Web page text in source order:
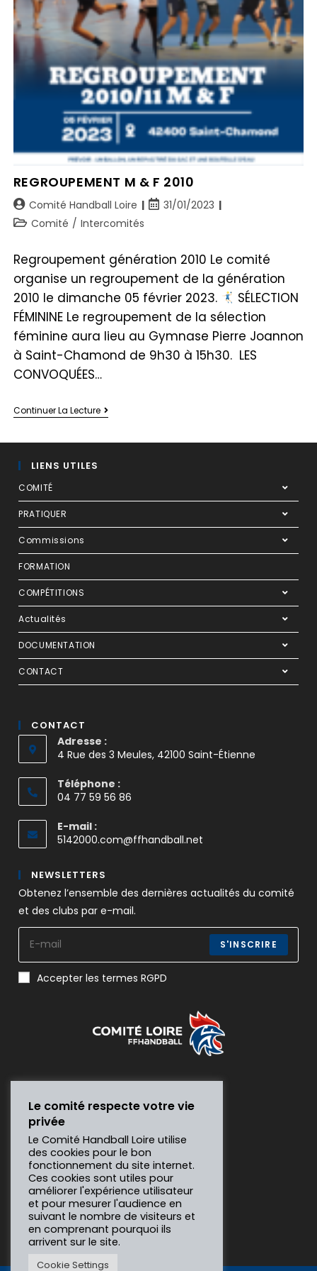
REGROUPEMENT M & F 2010
Comité Handball Loire
31/01/2023
Comité / Intercomités
Regroupement génération 2010 Le comité
organise un regroupement de la génération
2010 le dimanche 05 février 2023.
SÉLECTION
FÉMININE Le regroupement de la sélection
féminine aura lieu au Gymnase Pierre Joannon
à Saint-Chamond de 9h30 à 15h30. LES
CONVOQUÉES…
Continuer La Lecture
LIENS UTILES
COMITÉ
PRATIQUER
Commissions
FORMATION
COMPÉTITIONS
Actualités
DOCUMENTATION
CONTACT
CONTACT
Adresse :
4 Rue des 3 Meules, 42100 Saint-Étienne
Téléphone :
04 77 59 56 86
E-mail :
5142000.com@ffhandball.net
NEWSLETTERS
Obtenez l’ensemble des dernières actualités du comité
et des clubs par e-mail.
S'INSCRIRE
Accepter les termes RGPD
Le comité respecte votre vie
privée
Le Comité Handball Loire utilise
des cookies pour le bon
fonctionnement du site internet.
Ces cookies sont utiles pour
améliorer l'expérience utilisateur
et pour mesurer l'audience en
suivant le nombre de visiteurs et
en comprenant pourquoi ils
arrivent sur le site.
Cookie Settings